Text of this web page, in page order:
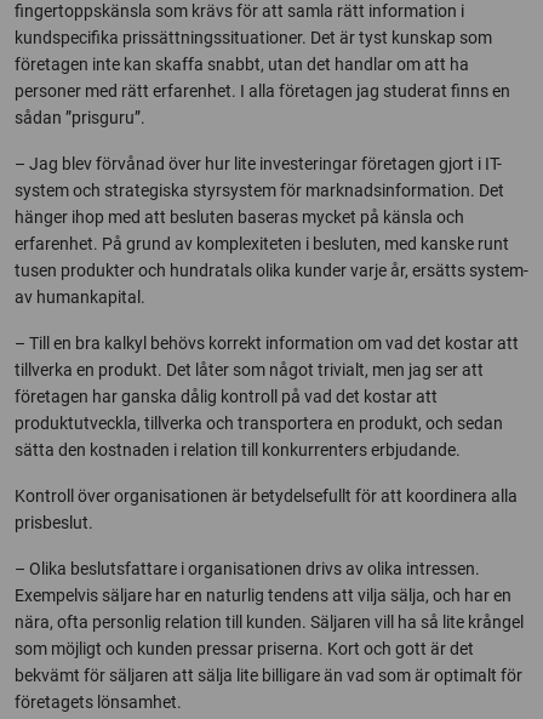
fingertoppskänsla som krävs för att samla rätt information i
kundspecifika prissättningssituationer. Det är tyst kunskap som
företagen inte kan skaffa snabbt, utan det handlar om att ha
personer med rätt erfarenhet. I alla företagen jag studerat finns en
sådan ”prisguru”.
– Jag blev förvånad över hur lite investeringar företagen gjort i IT-
system och strategiska styrsystem för marknadsinformation. Det
hänger ihop med att besluten baseras mycket på känsla och
erfarenhet. På grund av komplexiteten i besluten, med kanske runt
tusen produkter och hundratals olika kunder varje år, ersätts system-
av humankapital.
– Till en bra kalkyl behövs korrekt information om vad det kostar att
tillverka en produkt. Det låter som något trivialt, men jag ser att
företagen har ganska dålig kontroll på vad det kostar att
produktutveckla, tillverka och transportera en produkt, och sedan
sätta den kostnaden i relation till konkurrenters erbjudande.
Kontroll över organisationen är betydelsefullt för att koordinera alla
prisbeslut.
– Olika beslutsfattare i organisationen drivs av olika intressen.
Exempelvis säljare har en naturlig tendens att vilja sälja, och har en
nära, ofta personlig relation till kunden. Säljaren vill ha så lite krångel
som möjligt och kunden pressar priserna. Kort och gott är det
bekvämt för säljaren att sälja lite billigare än vad som är optimalt för
företagets lönsamhet.